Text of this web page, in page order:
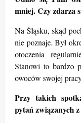
mniej. Czy zdarza
Na Śląsku, skąd
nie poznaje. Był
otoczenia
Stanowi to bardzo
owoców swojej
Przy takich
pytań związanych